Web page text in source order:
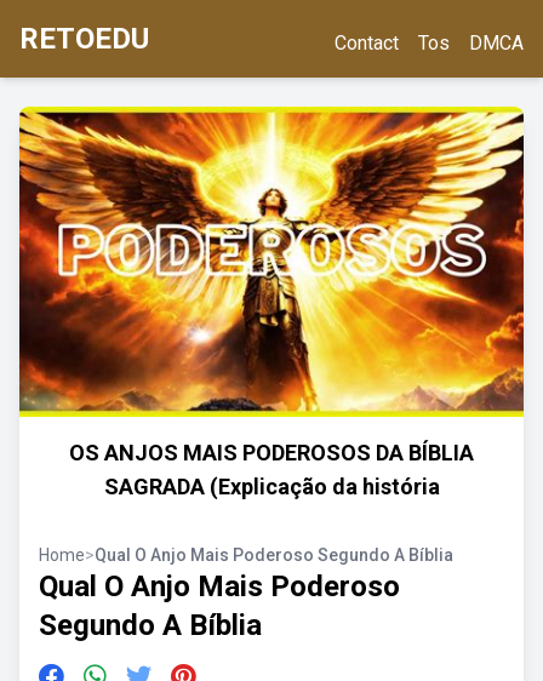
RETOEDU Contact Tos DMCA
OS ANJOS MAIS PODEROSOS DA BÍBLIA
SAGRADA (Explicação da história
Home>Qual O Anjo Mais Poderoso Segundo A Bíblia
Qual O Anjo Mais Poderoso
Segundo A Bíblia